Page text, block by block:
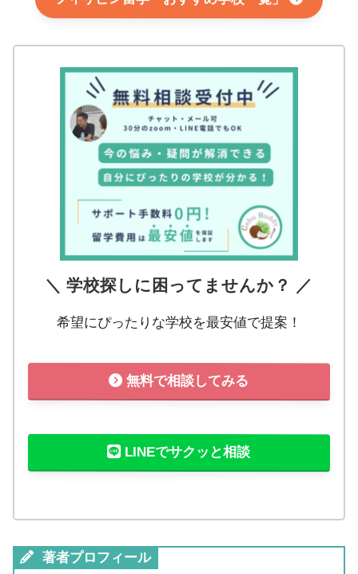
＼ 学校探しに困ってませんか？ ／
希望にぴったりな学校を最安値で提案！
無料で相談してみる
LINEでサクッと相談
著者プロフィール